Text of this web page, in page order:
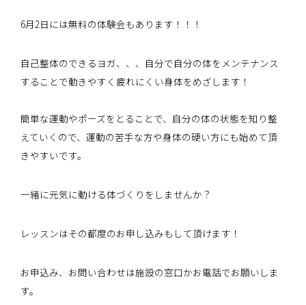
6月2日には無料の体験会もあります！！！
自己整体のできるヨガ、、、自分で自分の体をメンテナンス
することで動きやすく疲れにくい身体をめざします！
簡単な運動やポーズをとることで、自分の体の状態を知り整
えていくので、運動の苦手な方や身体の硬い方にも始めて頂
きやすいです。
一緒に元気に動ける体づくりをしませんか？
レッスンはその都度のお申し込みもして頂けます！
お申込み、お問い合わせは施設の窓口かお電話でお願いしま
す。